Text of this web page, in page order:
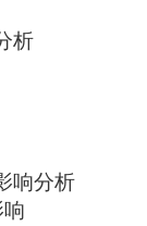
析
响分析